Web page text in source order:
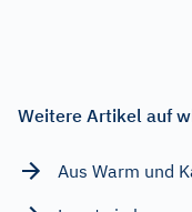
Weitere Artikel auf
Aus Warm und